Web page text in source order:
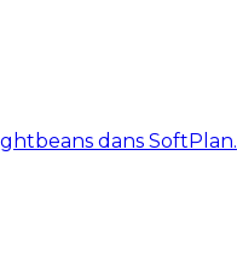
dans SoftPlan.